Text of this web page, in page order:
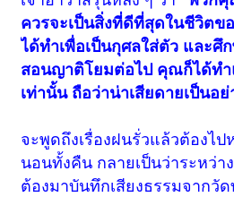
ควรจะเป็นสิ่งที่ดีที่สุดในชีวิตข
ได้ทำเพื่อเป็นกุศลใส่ตัว และศึ
สอนญาติโยมต่อไป คุณก็ได้ทำ
เท่านั้น ถือว่าน่าเสียดายเป็นอย่
จะพูดถึงเรื่องฝนรั่วแล้วต้องไป
นอนทั้งคืน กลายเป็นว่าระหว่
ต้องมาบันทึกเสียงธรรมจากวั